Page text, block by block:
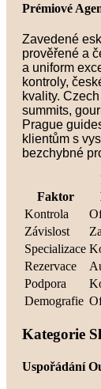
Prémiové
Zavedené
prověřené a
a uniform
kontroly,
kvality.
summits,
Prague
klientům s
bezchybné
Faktor
Kontrola
Závislost
Specializace
Rezervace
Podpora
Demografie
Kategorie
Uspořádání